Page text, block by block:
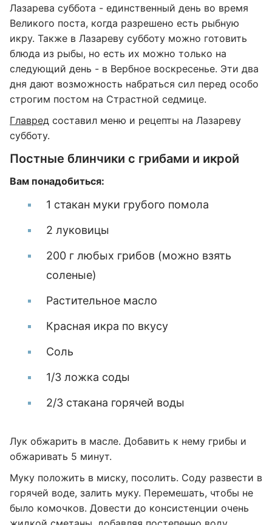
Лазарева суббота - единственный день во время
Великого поста, когда разрешено есть рыбную
икру. Также в Лазареву субботу можно готовить
блюда из рыбы, но есть их можно только на
следующий день - в Вербное воскресенье. Эти два
дня дают возможность набраться сил перед особо
строгим постом на Страстной седмице.
Главред составил меню и рецепты на Лазареву
субботу.
Постные блинчики с грибами и икрой
Вам понадобиться:
1 стакан муки грубого помола
2 луковицы
200 г любых грибов (можно взять
соленые)
Растительное масло
Красная икра по вкусу
Соль
1/3 ложка соды
2/3 стакана горячей воды
Лук обжарить в масле. Добавить к нему грибы и
обжаривать 5 минут.
Муку положить в миску, посолить. Соду развести в
горячей воде, залить муку. Перемешать, чтобы не
было комочков. Довести до консистенции очень